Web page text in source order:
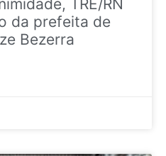
TRE/RN
da prefeita de
Bezerra